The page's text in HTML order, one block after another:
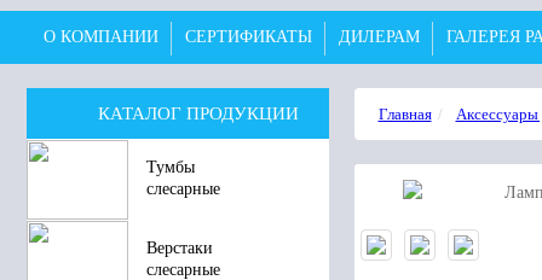
О КОМПАНИИ СЕРТИФИКАТЫ ДИЛЕРАМ ГАЛЕРЕЯ
КАТАЛОГ ПРОДУКЦИИ
Тумбы
слесарные
Верстаки
слесарные
Главная Аксессуары